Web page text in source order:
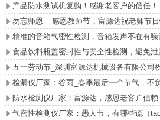
 产品防水测试机复购！感谢老客户的信任！
 勿忘师恩 _ 感恩教师节，富源达祝老师节日
 精准的音箱气密性检测，音箱发声不在有噪
 食品饮料瓶盖密封性与安全性检测，避免泄
 五一劳动节_深圳富源达机械设备有限公司
 检漏仪厂家：谷雨_春季最后一个节气，不
 防水检测仪厂家：富源达，感恩老客户信赖
 气密性检测仪厂家：愚人节，有哪些谎（